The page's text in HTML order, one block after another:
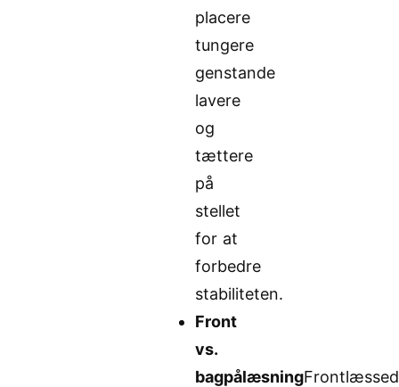
placere
tungere
genstande
lavere
og
tættere
på
stellet
for at
forbedre
stabiliteten.
Front
vs.
bagpålæsning